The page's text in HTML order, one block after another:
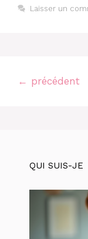
Laisser un
← précédent
QUI SUIS-JE